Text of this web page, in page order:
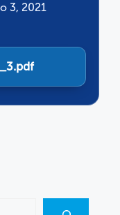
3, 2021